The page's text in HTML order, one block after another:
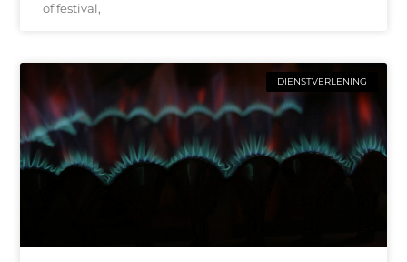
of festival,
DIENSTVERLENING